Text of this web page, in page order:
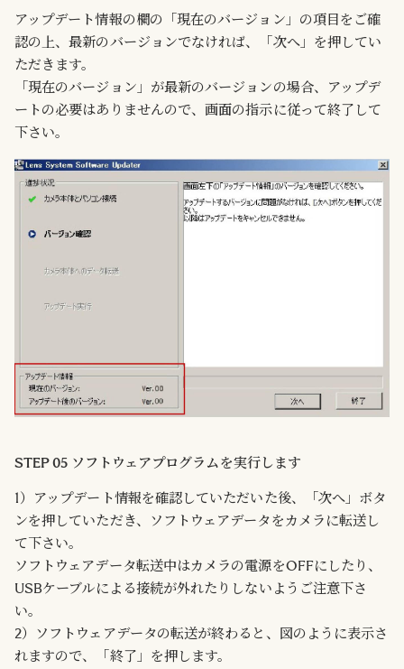
アップデート情報の欄の「現在のバージョン」の項目をご確
認の上、最新のバージョンでなければ、「次へ」を押してい
ただきます。
「現在のバージョン」が最新のバージョンの場合、アップデ
ートの必要はありませんので、画面の指示に従って終了して
下さい。
STEP 05 ソフトウェアプログラムを実行します
1）アップデート情報を確認していただいた後、「次へ」ボタ
ンを押していただき、ソフトウェアデータをカメラに転送し
て下さい。
ソフトウェアデータ転送中はカメラの電源をOFFにしたり、
USBケーブルによる接続が外れたりしないようご注意下さ
い。
2）ソフトウェアデータの転送が終わると、図のように表示さ
れますので、「終了」を押します。